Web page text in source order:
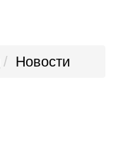
Новости